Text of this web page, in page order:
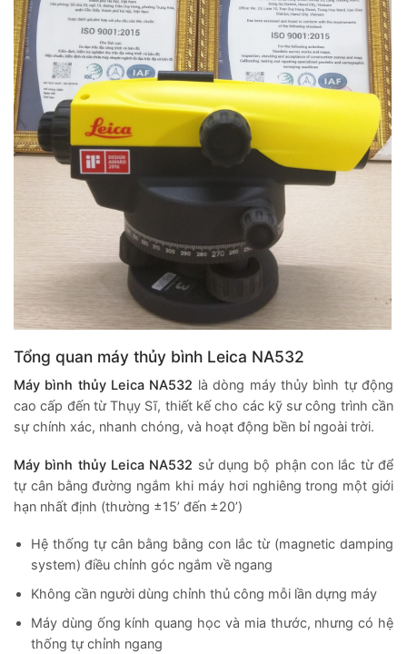
Tổng quan máy thủy bình Leica NA532
Máy bình thủy Leica NA532 là dòng máy thủy bình tự động
cao cấp đến từ Thụy Sĩ, thiết kế cho các kỹ sư công trình cần
sự chính xác, nhanh chóng, và hoạt động bền bỉ ngoài trời.
Máy bình thủy Leica NA532 sử dụng bộ phận con lắc từ để
tự cân bằng đường ngắm khi máy hơi nghiêng trong một giới
hạn nhất định (thường ±15’ đến ±20’)
Hệ thống tự cân bằng bằng con lắc từ (magnetic damping
system) điều chỉnh góc ngắm về ngang
Không cần người dùng chỉnh thủ công mỗi lần dựng máy
Máy dùng ống kính quang học và mia thước, nhưng có hệ
thống tự chỉnh ngang